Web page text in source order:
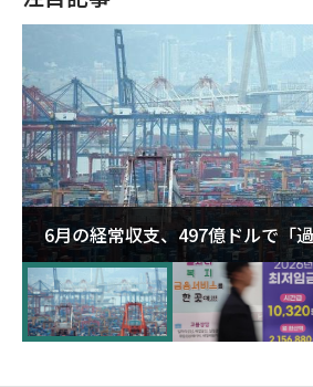
6月の経常収支、497億ドルで「
が初の1000億ドル突破